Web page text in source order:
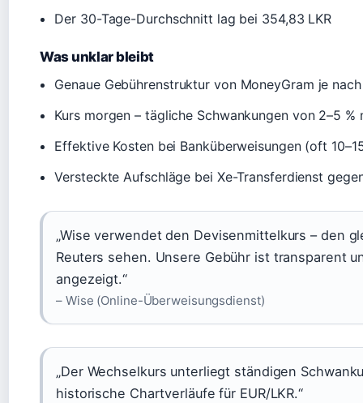
Der 30-Tage-Durchschnitt lag bei 354,83 LKR
Was unklar bleibt
Genaue Gebührenstruktur von MoneyGram je
Kurs morgen – tägliche Schwankungen von 2–5 %
Effektive Kosten bei Banküberweisungen (oft
Versteckte Aufschläge bei Xe-Transferdienst
„Wise verwendet den Devisenmittelkurs – den
Reuters sehen. Unsere Gebühr ist transparent
angezeigt.“
– Wise (Online-Überweisungsdienst)
„Der Wechselkurs unterliegt ständigen
historische Chartverläufe für EUR/LKR.“